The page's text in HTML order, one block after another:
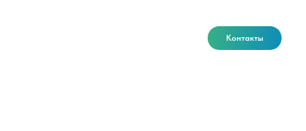
Контакты